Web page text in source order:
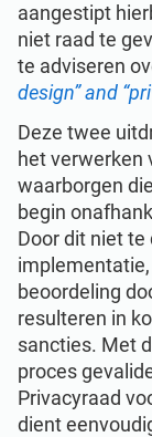
aangestipt
niet raad te
te adviseren
design” and
Deze twee
het verwerken
waarborgen
begin
Door dit niet
beoordeling
resulteren in
sancties. Met
proces
Privacyraad
dient